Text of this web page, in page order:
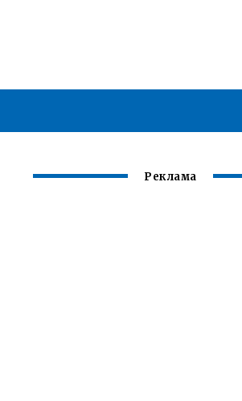
Реклама